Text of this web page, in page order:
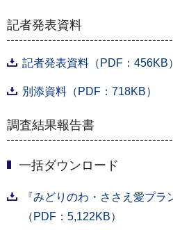
記者発表資料
記者発表資料（PDF：456KB）
別添資料（PDF：718KB）
調査結果報告書
一括ダウンロード
『みどりのわ・ささえ愛プ
（PDF：5,122KB）